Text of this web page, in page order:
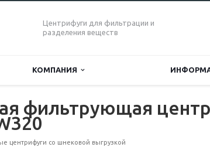
Центрифуги для фильтрации и
разделения веществ
КОМПАНИЯ
фильтрующая
центрифуги со шнековой выгрузкой